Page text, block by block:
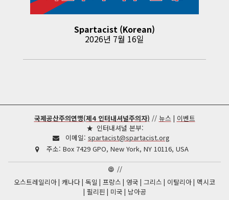
Spartacist (Korean)
2026년 7월 16일
국제공산주의연맹(제4 인터내셔널주의자) // 뉴스 | 이벤트
인터내셔널 본부:
이메일: spartacist@spartacist.org
주소: Box 7429 GPO, New York, NY 10116, USA
//
오스트레일리아 캐나다 독일 프랑스 영국 그리스 이탈리아 멕시코
필리핀
미국 남아공